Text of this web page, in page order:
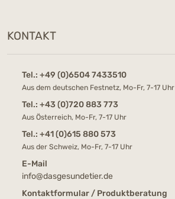
KONTAKT
Tel.: +49 (0)6504 7433510
Aus dem deutschen Festnetz, Mo-Fr, 7-17 Uhr
Tel.: +43 (0)720 883 773
Aus Österreich, Mo-Fr, 7-17 Uhr
Tel.: +41 (0)615 880 573
Aus der Schweiz, Mo-Fr, 7-17 Uhr
E-Mail
info@dasgesundetier.de
Kontaktformular / Produktberatung